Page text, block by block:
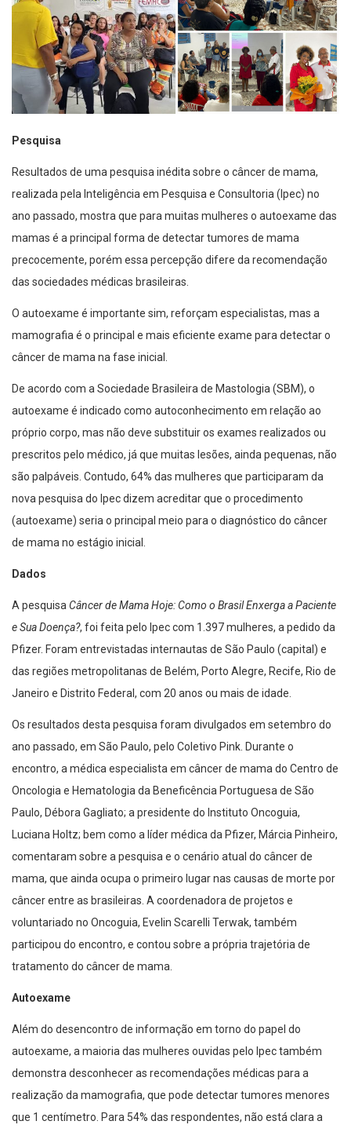
Pesquisa
Resultados de uma pesquisa inédita sobre o câncer de mama,
realizada pela Inteligência em Pesquisa e Consultoria (Ipec) no
ano passado, mostra que para muitas mulheres o autoexame das
mamas é a principal forma de detectar tumores de mama
precocemente, porém essa percepção difere da recomendação
das sociedades médicas brasileiras.
O autoexame é importante sim, reforçam especialistas, mas a
mamografia é o principal e mais eficiente exame para detectar o
câncer de mama na fase inicial.
De acordo com a Sociedade Brasileira de Mastologia (SBM), o
autoexame é indicado como autoconhecimento em relação ao
próprio corpo, mas não deve substituir os exames realizados ou
prescritos pelo médico, já que muitas lesões, ainda pequenas, não
são palpáveis. Contudo, 64% das mulheres que participaram da
nova pesquisa do Ipec dizem acreditar que o procedimento
(autoexame) seria o principal meio para o diagnóstico do câncer
de mama no estágio inicial.
Dados
A pesquisaCâncer de Mama Hoje: Como o Brasil Enxerga a Paciente
e Sua Doença?, foi feita pelo Ipec com 1.397 mulheres, a pedido da
Pfizer. Foram entrevistadas internautas de São Paulo (capital) e
das regiões metropolitanas de Belém, Porto Alegre, Recife, Rio de
Janeiro e Distrito Federal, com 20 anos ou mais de idade.
Os resultados desta pesquisa foram divulgados em setembro do
ano passado, em São Paulo, pelo Coletivo Pink. Durante o
encontro, a médica especialista em câncer de mama do Centro de
Oncologia e Hematologia da Beneficência Portuguesa de São
Paulo, Débora Gagliato; a presidente do Instituto Oncoguia,
Luciana Holtz; bem como a líder médica da Pfizer, Márcia Pinheiro,
comentaram sobre a pesquisa e o cenário atual do câncer de
mama, que ainda ocupa o primeiro lugar nas causas de morte por
câncer entre as brasileiras. A coordenadora de projetos e
voluntariado no Oncoguia, Evelin Scarelli Terwak, também
participou do encontro, e contou sobre a própria trajetória de
tratamento do câncer de mama.
Autoexame
Além do desencontro de informação em torno do papel do
autoexame, a maioria das mulheres ouvidas pelo Ipec também
demonstra desconhecer as recomendações médicas para a
realização da mamografia, que pode detectar tumores menores
que 1 centímetro. Para 54% das respondentes, não está clara a